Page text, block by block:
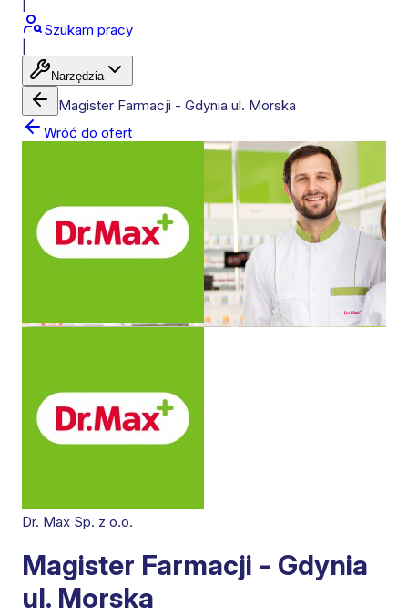
Szukam pracy
Narzędzia
Magister Farmacji - Gdynia ul. Morska
Wróć do ofert
Dr. Max Sp. z o.o.
Magister Farmacji - Gdynia
ul. Morska